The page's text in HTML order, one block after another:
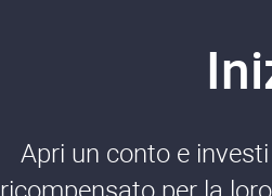
Apri un conto e